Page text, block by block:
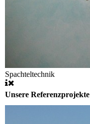
Spachteltechnik
Unsere Referenzprojekte